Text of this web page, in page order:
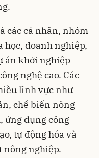
các cá nhân, nhóm
học, doanh nghiệp,
án khởi nghiệp
nghệ cao. Các
lĩnh vực như
chế biến nông
ứng dụng công
tự động hóa và
nông nghiệp.